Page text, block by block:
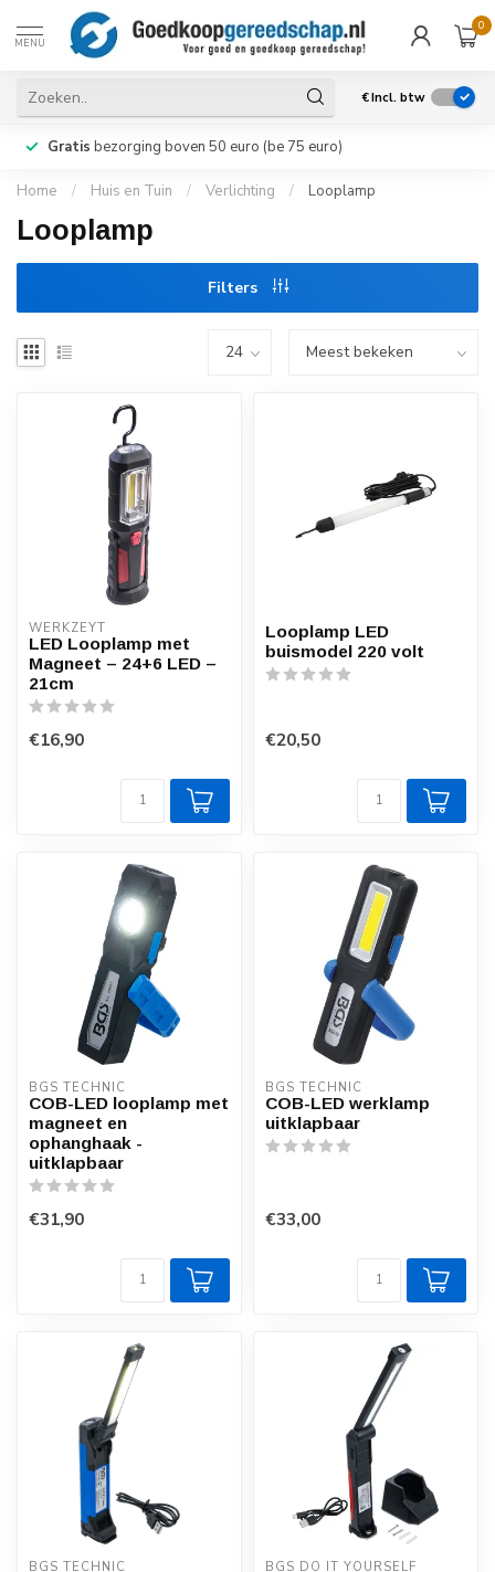
MENU
0
€Incl. btw
Gratis bezorging boven 50 euro (be 75 euro)
Home / Huis en Tuin / Verlichting / Looplamp
Looplamp
Filters
WERKZEYT
LED Looplamp met
Magneet – 24+6 LED –
21cm
€16,90
Looplamp LED
buismodel 220 volt
€20,50
BGS TECHNIC
COB-LED looplamp met
magneet en
ophanghaak -
uitklapbaar
€31,90
BGS TECHNIC
COB-LED werklamp
uitklapbaar
€33,00
BGS TECHNIC BGS DO IT YOURSELF